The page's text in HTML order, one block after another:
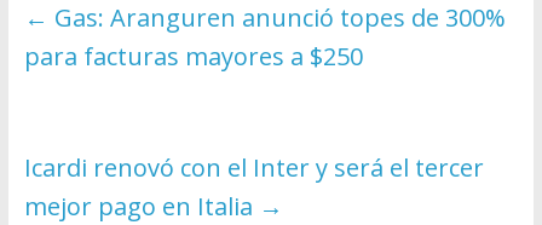
← Gas: Aranguren anunció topes de 300%
para facturas mayores a $250
Icardi renovó con el Inter y será el tercer
mejor pago en Italia →